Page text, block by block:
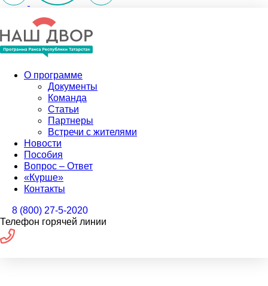
О программе
Документы
Команда
Статьи
Партнеры
Встречи с жителями
Новости
Пособия
Вопрос – Ответ
«Күрше»
Контакты
8 (800) 27-5-2020
Телефон горячей линии